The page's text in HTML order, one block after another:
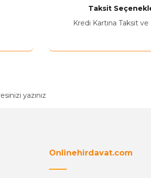
Yetkiliye Gönder
Taksit
Kredi Kartına Taksit ve
Onlinehirdavat.com